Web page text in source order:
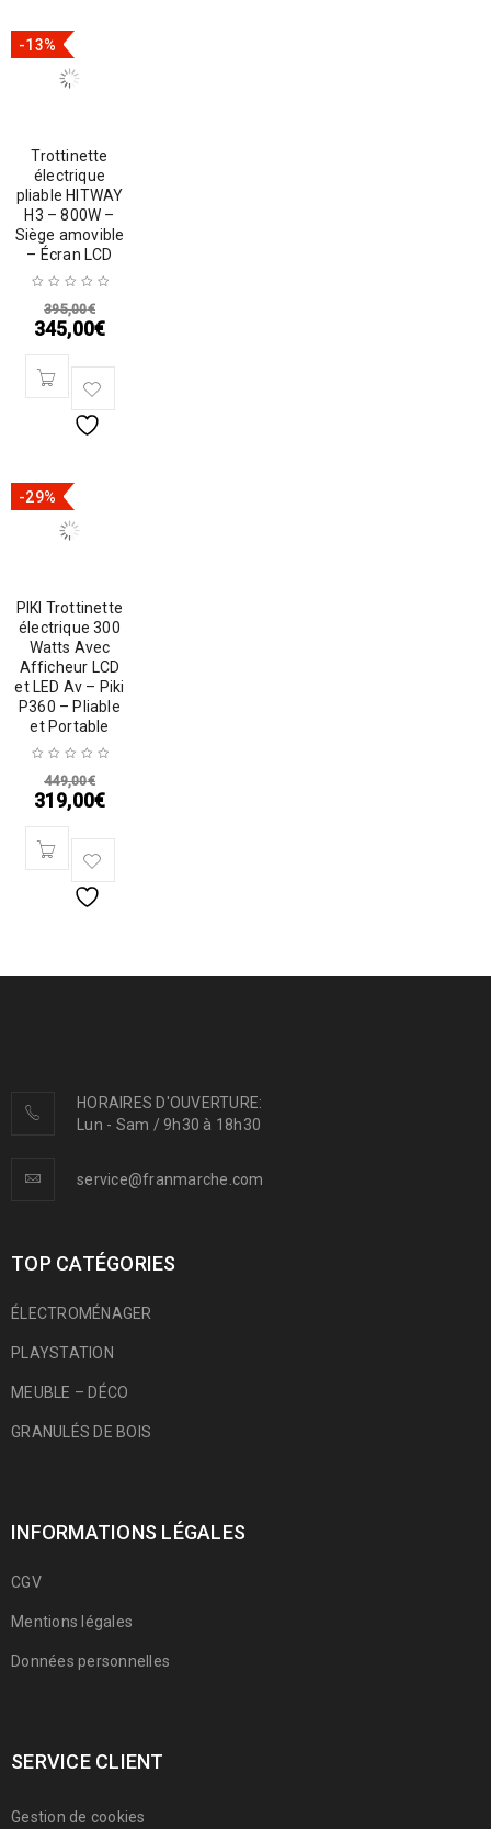
-13%
Trottinette
électrique
pliable HITWAY
H3 – 800W –
Siège amovible
– Écran LCD
395,00€
345,00€
-29%
PIKI Trottinette
électrique 300
Watts Avec
Afficheur LCD
et LED Av – Piki
P360 – Pliable
et Portable
449,00€
319,00€
HORAIRES D'OUVERTURE:
Lun - Sam / 9h30 à 18h30
service@franmarche.com
TOP CATÉGORIES
ÉLECTROMÉNAGER
PLAYSTATION
MEUBLE – DÉCO
GRANULÉS DE BOIS
INFORMATIONS LÉGALES
CGV
Mentions légales
Données personnelles
SERVICE CLIENT
Gestion de cookies